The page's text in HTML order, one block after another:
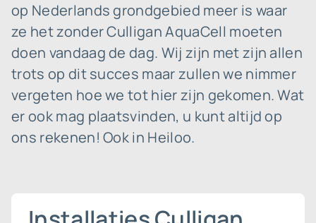
op Nederlands grondgebied meer is waar
ze het zonder Culligan AquaCell moeten
doen vandaag de dag. Wij zijn met zijn allen
trots op dit succes maar zullen we nimmer
vergeten hoe we tot hier zijn gekomen. Wat
er ook mag plaatsvinden, u kunt altijd op
ons rekenen! Ook in Heiloo.